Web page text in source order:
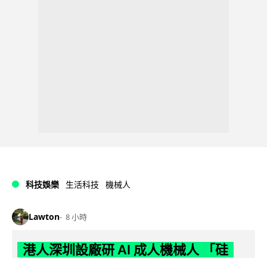
科技娛樂 生活科技 機械人
Lawton 8 小時
港人深圳設廠研 AI 成人機械人 「硅